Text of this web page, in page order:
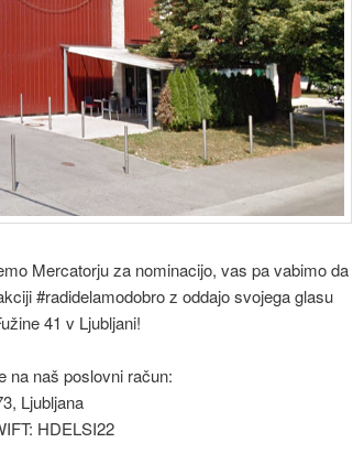
Mercatorju za nominacijo, vas pa vabimo da
#radidelamodobro z oddajo svojega glasu
41 v Ljubljani!
na naš poslovni račun:
Ljubljana
HDELSI22